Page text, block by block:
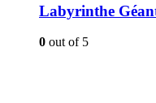
Labyrinthe
0 out of 5